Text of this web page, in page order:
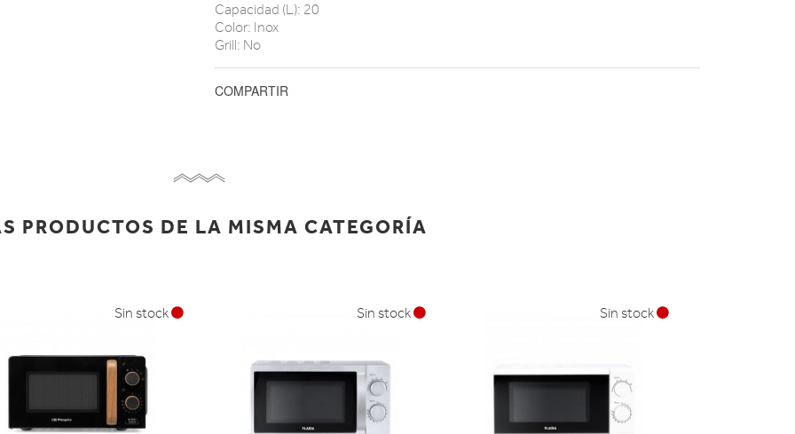
Capacidad (L): 20
Color: Inox
Grill: No
COMPARTIR
PRODUCTOS DE LA MISMA CATEGORÍA
Sin stock Sin stock Sin stock